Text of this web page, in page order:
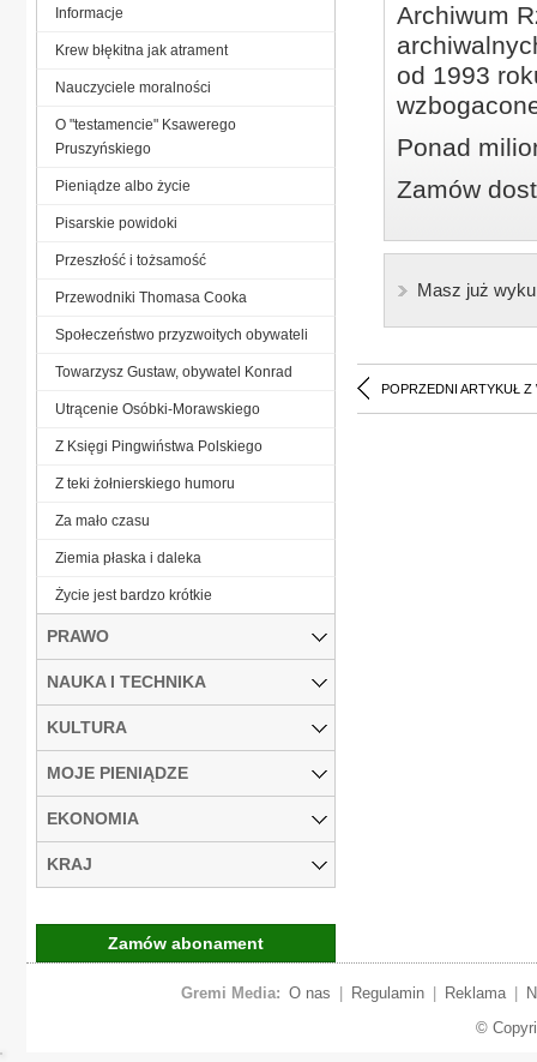
Archiwum
od 1993
Ponad
Zamów
Masz już
POPRZEDNI ARTYKUŁ Z
Informacje
Krew błękitna jak atrament
Nauczyciele moralności
O "testamencie" Ksawerego
Pruszyńskiego
Pieniądze albo życie
Pisarskie powidoki
Przeszłość i tożsamość
Przewodniki Thomasa Cooka
Społeczeństwo przyzwoitych obywateli
Towarzysz Gustaw, obywatel Konrad
Utrącenie Osóbki-Morawskiego
Z Księgi Pingwiństwa Polskiego
Z teki żołnierskiego humoru
Za mało czasu
Ziemia płaska i daleka
Życie jest bardzo krótkie
PRAWO
NAUKA I TECHNIKA
KULTURA
MOJE PIENIĄDZE
EKONOMIA
KRAJ
Zamów abonament
Gremi Media: O nas Regulamin Reklama
©